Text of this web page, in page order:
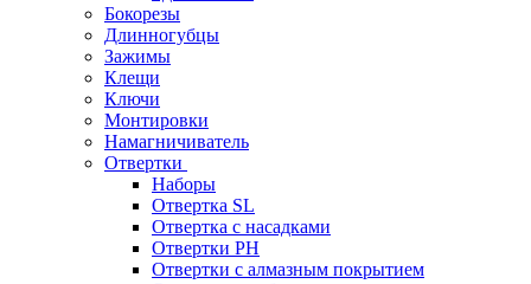
Бокорезы
Длинногубцы
Зажимы
Клещи
Ключи
Монтировки
Намагничиватель
Отвертки
Наборы
Отвертка SL
Отвертка с насадками
Отвертки PH
Отвертки с алмазным покрытием